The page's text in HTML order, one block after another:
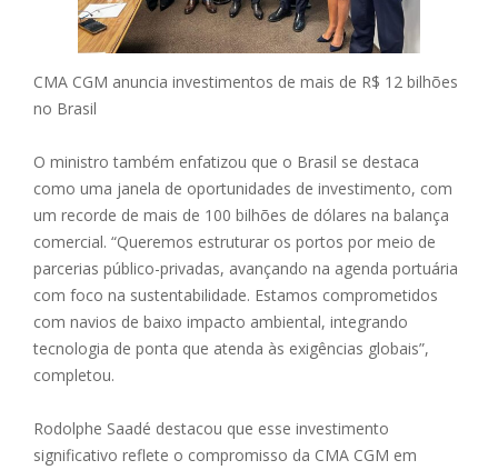
CMA CGM anuncia investimentos de mais de R$ 12 bilhões
no Brasil
O ministro também enfatizou que o Brasil se destaca
como uma janela de oportunidades de investimento, com
um recorde de mais de 100 bilhões de dólares na balança
comercial. “Queremos estruturar os portos por meio de
parcerias público-privadas, avançando na agenda portuária
com foco na sustentabilidade. Estamos comprometidos
com navios de baixo impacto ambiental, integrando
tecnologia de ponta que atenda às exigências globais”,
completou.
Rodolphe Saadé destacou que esse investimento
significativo reflete o compromisso da CMA CGM em